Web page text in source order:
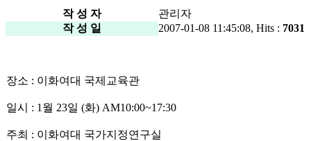
작 성 자
관리자
작 성 일
2007-01-08 11:45:08, Hits : 7031
장소 : 이화여대 국제교육관
일시 : 1월 23일 (화) AM10:00~17:30
주최 : 이화여대 국가지정연구실